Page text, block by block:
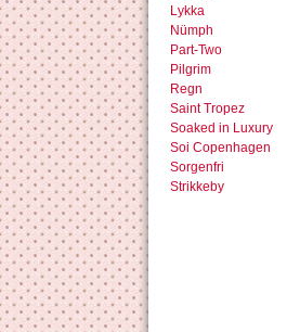
Lykka
Nümph
Part-Two
Pilgrim
Regn
Saint Tropez
Soaked in Luxury
Soi Copenhagen
Sorgenfri
Strikkeby